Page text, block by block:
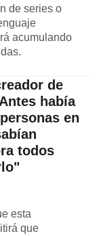
de series o
acumulando
de
había
en
todos
esta
que